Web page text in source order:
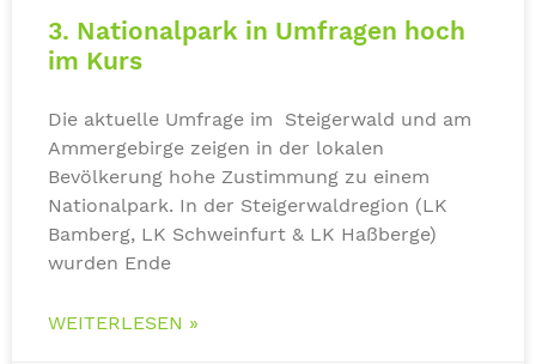
3. Nationalpark in Umfragen hoch
im Kurs
Die aktuelle Umfrage im Steigerwald und am
Ammergebirge zeigen in der lokalen
Bevölkerung hohe Zustimmung zu einem
Nationalpark. In der Steigerwaldregion (LK
Bamberg, LK Schweinfurt & LK Haßberge)
wurden Ende
WEITERLESEN »